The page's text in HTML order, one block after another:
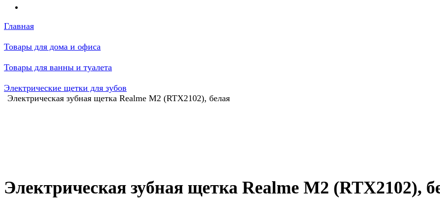
Главная
Товары для дома и офиса
Товары для ванны и туалета
Электрические щетки для зубов
Электрическая зубная щетка Realme M2 (RTX2102), белая
Электрическая зубная щетка Realme M2 (RTX2102),